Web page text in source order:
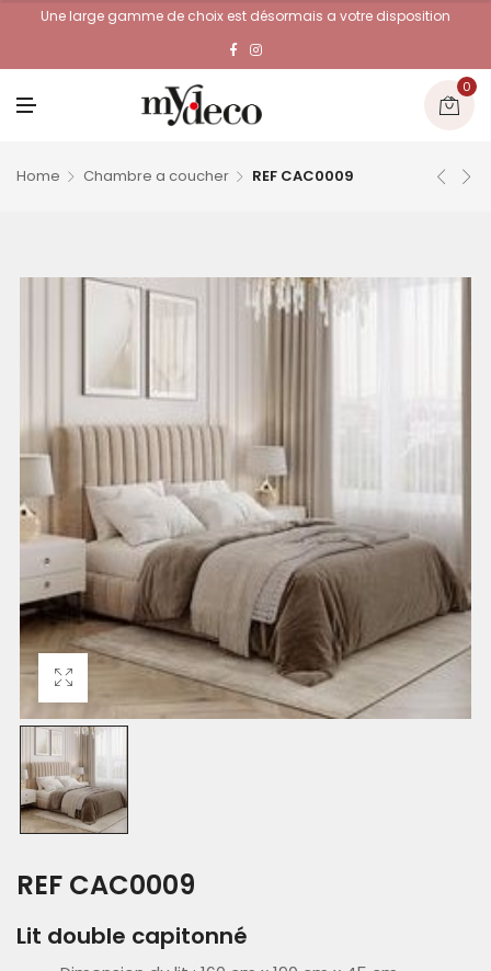
Une large gamme de choix est désormais a votre disposition
0
Home Chambre a coucher REF CAC0009
REF CAC0009
Lit double capitonné